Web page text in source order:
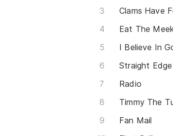
Clams Have
Eat The
I Believe In
Straight Edge
Radio
Timmy The
Fan Mail